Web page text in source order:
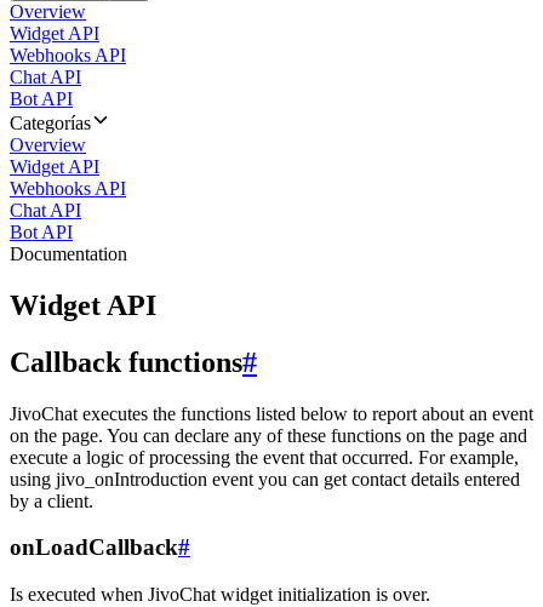
Overview
Widget API
Webhooks API
Chat API
Bot API
Categorías
Overview
Widget API
Webhooks API
Chat API
Bot API
Documentation
Widget API
Callback functions#
JivoChat executes the functions listed below to report about an event
on the page. You can declare any of these functions on the page and
execute a logic of processing the event that occurred. For example,
using jivo_onIntroduction event you can get contact details entered
by a client.
onLoadCallback#
Is executed when JivoChat widget initialization is over.